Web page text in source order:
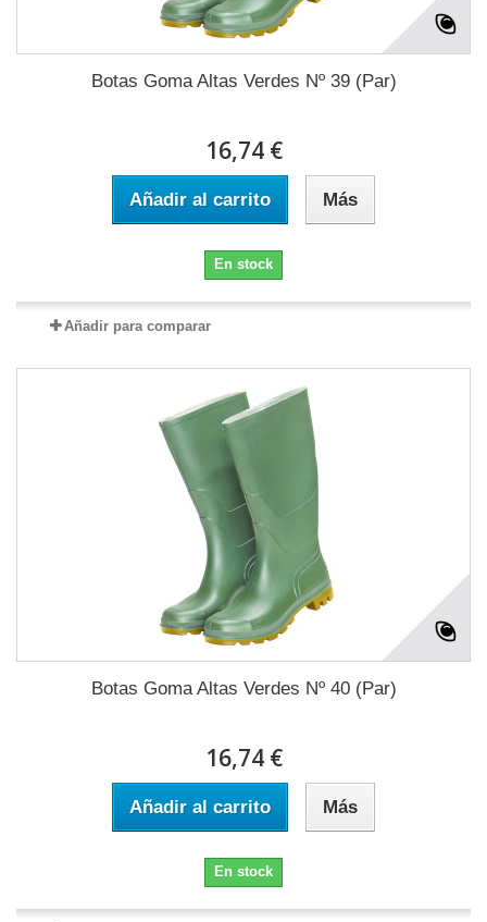
Botas Goma Altas Verdes Nº 39 (Par)
16,74 €
Añadir al carrito Más
En stock
Añadir para comparar
Botas Goma Altas Verdes Nº 40 (Par)
16,74 €
Añadir al carrito Más
En stock